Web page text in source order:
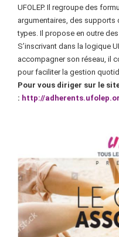
UFOLEP. Il regroupe des
argumentaires, des
types. Il propose en outre
S’inscrivant dans la logique
accompagner son réseau, il
pour faciliter la gestion
Pour vous diriger sur le
: http://